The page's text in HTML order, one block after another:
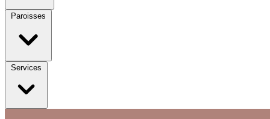
Paroisses
Services